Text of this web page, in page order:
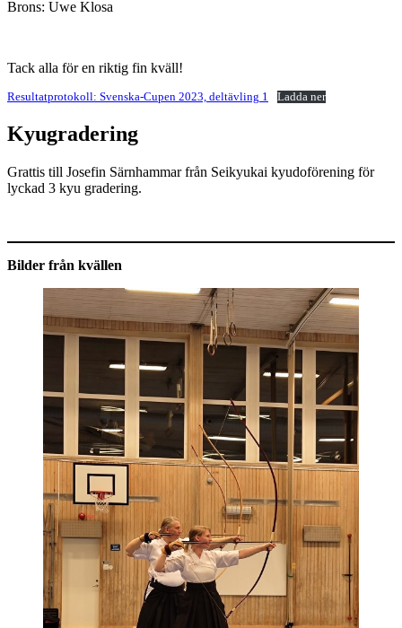
Brons: Uwe Klosa
Tack alla för en riktig fin kväll!
Resultatprotokoll: Svenska-Cupen 2023, deltävling 1 Ladda ner
Kyugradering
Grattis till Josefin Särnhammar från Seikyukai kyudoförening för
lyckad 3 kyu gradering.
Bilder från kvällen